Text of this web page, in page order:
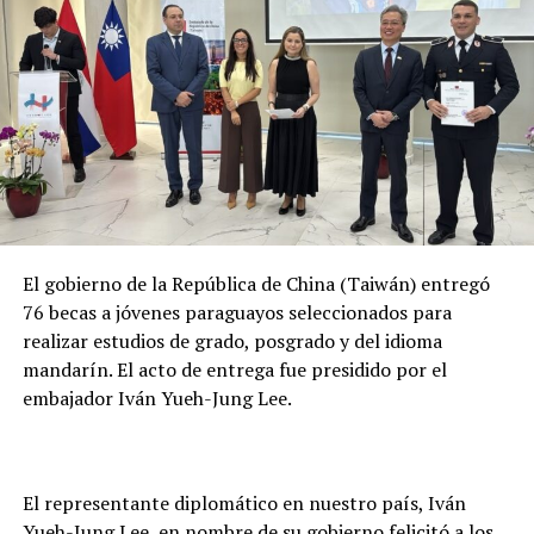
considerando que ambas son ARN mensajero, mencionó
el doctor Castro.
En cuanto al refuerzo, manifestó “vemos con
tranquilidad que la población mayor accede a la tercera
dosis.
TEMAS RELACIONADOS:
PORTADA
SALUD DETERMINA NUEVO CALENDARIO DE VACUNACIÓN
ARRIBA SIGUIENTE
Avance del 80% en construcción de la pasarela
peatonal del Km 9 de CDE
NO SE PIERDA
Puente de la integración registra un avance del 75% en
El gobierno de la República de China (Taiwán) entregó
76 becas a jóvenes paraguayos seleccionados para
realizar estudios de grado, posgrado y del idioma
mandarín. El acto de entrega fue presidido por el
embajador Iván Yueh-Jung Lee.
El representante diplomático en nuestro país, Iván